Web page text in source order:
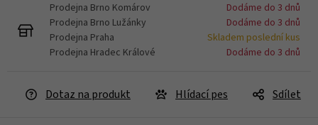
Prodejna Brno Komárov
Dodáme do 3 dnů
Prodejna Brno Lužánky
Dodáme do 3 dnů
Prodejna Praha
Skladem poslední kus
Prodejna Hradec Králové
Dodáme do 3 dnů
Dotaz na produkt Hlídací pes Sdílet